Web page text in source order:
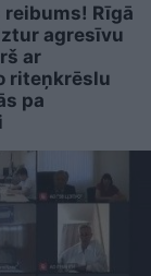
reibums! Rīgā
agresīvu
ar
riteņkrēslu
pa